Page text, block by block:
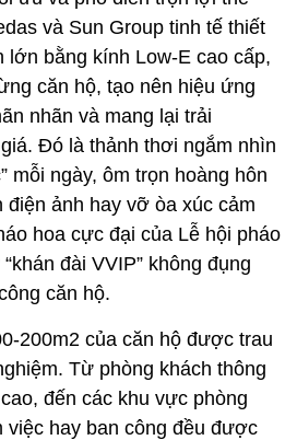
và Sun Group tinh tế thiết
lớn bằng kính Low-E cao cấp,
căn hộ, tạo nên hiệu ứng
nhãn và mang lại trải
Đó là thảnh thơi ngắm nhìn
mỗi ngày, ôm trọn hoàng hôn
ảnh hay vỡ òa xúc cảm
hoa cực đại của Lễ hội pháo
đài VVIP” không đụng
căn hộ.
200m2 của căn hộ được trau
Từ phòng khách thông
đến các khu vực phòng
việc hay ban công đều được